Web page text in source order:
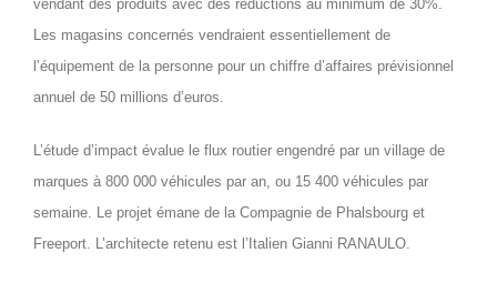
vendant des produits avec des réductions au minimum de 30%.
Les magasins concernés vendraient essentiellement de
l’équipement de la personne pour un chiffre d’affaires prévisionnel
annuel de 50 millions d’euros.
L’étude d’impact évalue le flux routier engendré par un village de
marques à 800 000 véhicules par an, ou 15 400 véhicules par
semaine. Le projet émane de la Compagnie de Phalsbourg et
Freeport. L’architecte retenu est l’Italien Gianni RANAULO.